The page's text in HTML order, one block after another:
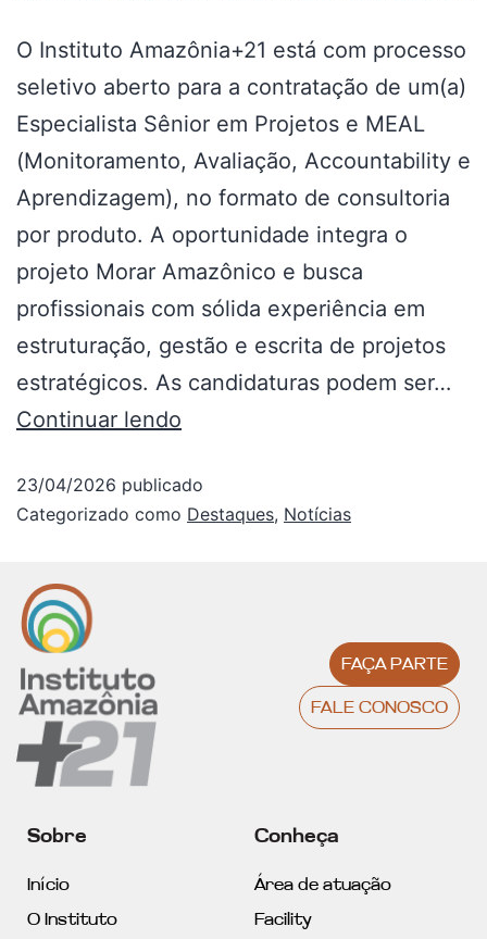
O Instituto Amazônia+21 está com processo
seletivo aberto para a contratação de um(a)
Especialista Sênior em Projetos e MEAL
(Monitoramento, Avaliação, Accountability e
Aprendizagem), no formato de consultoria
por produto. A oportunidade integra o
projeto Morar Amazônico e busca
profissionais com sólida experiência em
estruturação, gestão e escrita de projetos
estratégicos. As candidaturas podem ser…
Continuar lendo
23/04/2026 publicado
Categorizado como Destaques, Notícias
FAÇA PARTE
FALE CONOSCO
Sobre
Início
O Instituto
Conheça
Área de atuação
Facility